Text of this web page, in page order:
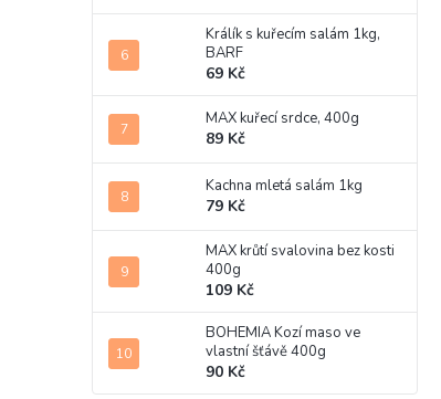
Králík s kuřecím salám 1kg,
BARF
69 Kč
MAX kuřecí srdce, 400g
89 Kč
Kachna mletá salám 1kg
79 Kč
MAX krůtí svalovina bez kosti
400g
109 Kč
BOHEMIA Kozí maso ve
vlastní šťávě 400g
90 Kč